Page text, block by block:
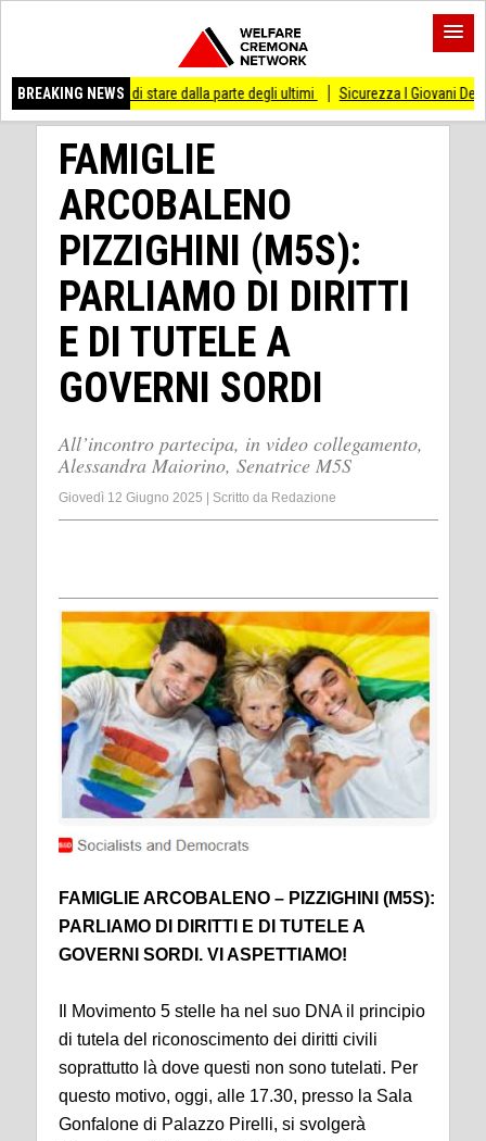
BREAKING NEWS
di stare dalla parte degli ultimi Sicurezza I Giovani Democratici
FAMIGLIE
ARCOBALENO
PIZZIGHINI (M5S):
PARLIAMO DI DIRITTI
E DI TUTELE A
GOVERNI SORDI
All’incontro partecipa, in video collegamento,
Alessandra Maiorino, Senatrice M5S
Giovedì 12 Giugno 2025 Scritto da Redazione
FAMIGLIE ARCOBALENO – PIZZIGHINI (M5S):
PARLIAMO DI DIRITTI E DI TUTELE A
GOVERNI SORDI. VI ASPETTIAMO!
Il Movimento 5 stelle ha nel suo DNA il principio
di tutela del riconoscimento dei diritti civili
soprattutto là dove questi non sono tutelati. Per
questo motivo, oggi, alle 17.30, presso la Sala
Gonfalone di Palazzo Pirelli, si svolgerà